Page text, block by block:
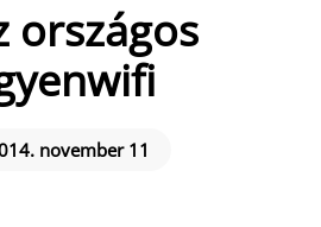
országos
november 11